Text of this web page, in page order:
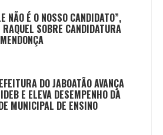
NÃO É O NOSSO CANDIDATO”,
RAQUEL SOBRE CANDIDATURA
DO JABOATÃO AVANÇA
E ELEVA DESEMPENHO DA
MUNICIPAL DE ENSINO